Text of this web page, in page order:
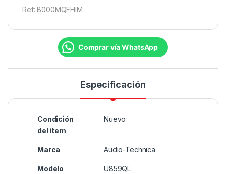
Ref: B000MQFHIM
Comprar vía WhatsApp
Especificación
Condición
del ítem
Nuevo
Marca Audio-Technica
Modelo U859QL